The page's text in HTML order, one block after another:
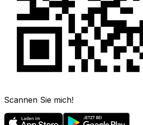
Scannen Sie mich!